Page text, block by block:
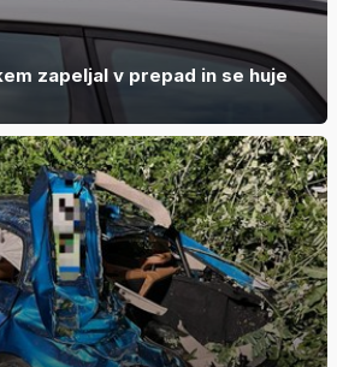
zapeljal v prepad in se huje